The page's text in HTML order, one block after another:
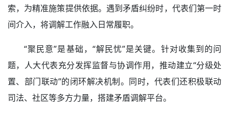
索，为精准施策提供依据。遇到矛盾纠纷时，代表们第一时
间介入，将调解工作融入日常履职。
“聚民意”是基础，“解民忧”是关键。针对收集到的问
题，人大代表充分发挥监督与协调作用，推动建立“分级处
置、部门联动”的闭环解决机制。同时，代表们还积极联动
司法、社区等多方力量，搭建矛盾调解平台。